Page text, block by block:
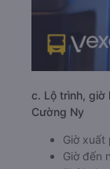
c. Lộ trình, giờ
Cường Ny
Giờ
Giờ đến